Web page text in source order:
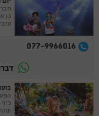
כן
077-9966016